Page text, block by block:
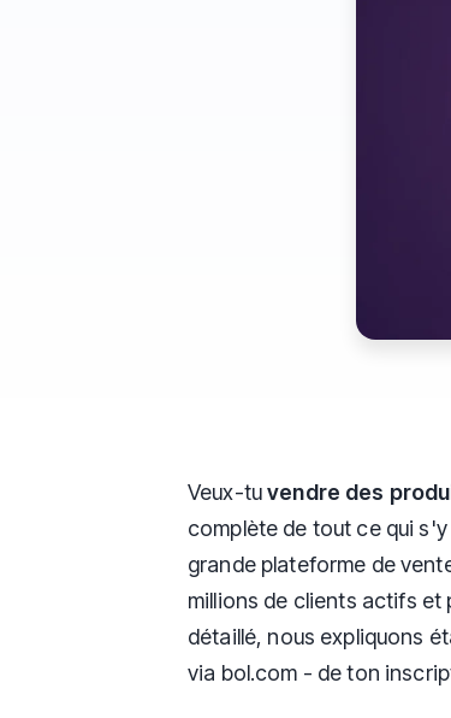
Veux-tuvendre des
complète de tout ce qui
grande plateforme de
millions de clients actifs et
détaillé, nous expliquons
via bol.com - de ton